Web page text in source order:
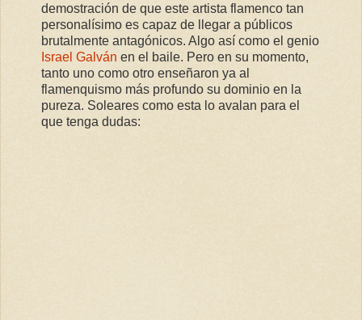
demostración de que este artista flamenco tan
personalísimo es capaz de llegar a públicos
brutalmente antagónicos. Algo así como el genio
Israel Galván en el baile. Pero en su momento,
tanto uno como otro enseñaron ya al
flamenquismo más profundo su dominio en la
pureza. Soleares como esta lo avalan para el
que tenga dudas: